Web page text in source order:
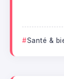
Santé &